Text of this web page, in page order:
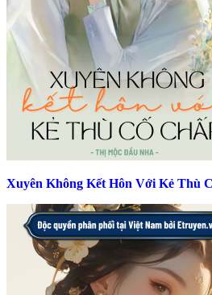
Xuyên Không Kết Hôn Với Kẻ Thù